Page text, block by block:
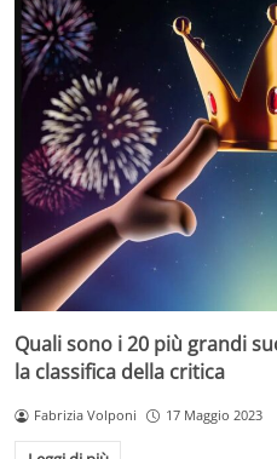
Quali sono i 20 più grandi
la classifica della critica
Fabrizia Volponi 17 Maggio 2023